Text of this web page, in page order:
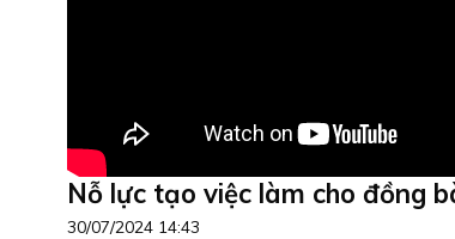
Nỗ lực tạo việc làm cho đồng
30/07/2024 14:43